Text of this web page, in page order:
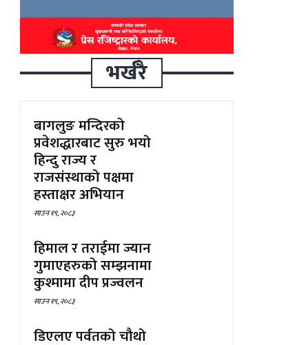
भर्खरै
बागलुङ मन्दिरको
प्रवेशद्धारबाट सुरु भयो
हिन्दु राज्य र
राजसंस्थाको पक्षमा
हस्ताक्षर अभियान
साउन १९, २०८३
हिमाल र तराईमा ज्यान
गुमाएहरुको सम्झनामा
कुश्मामा दीप प्रज्वलन
साउन १९, २०८३
डिएलए पर्वतको चौथो